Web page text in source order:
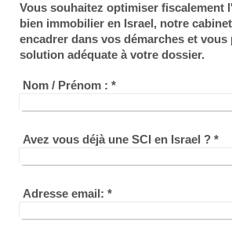
Vous souhaitez optimiser fiscalement
bien immobilier en Israel, notre
encadrer dans vos démarches et vous
solution adéquate à votre dossier.
Nom / Prénom : *
Avez vous déjà une SCI en Israel ?*
Adresse email: *